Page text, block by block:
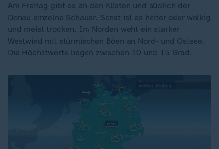
Am Freitag gibt es an den Küsten und südlich der
Donau einzelne Schauer. Sonst ist es heiter oder wolkig
und meist trocken. Im Norden weht ein starker
Westwind mit stürmischen Böen an Nord- und Ostsee.
Die Höchstwerte liegen zwischen 10 und 15 Grad.